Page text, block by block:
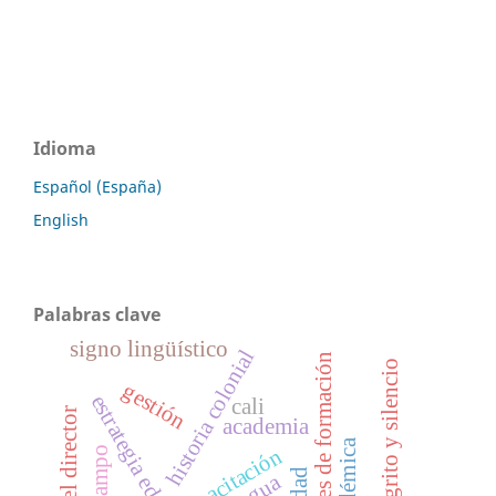
Idioma
Español (España)
English
Palabras clave
historia colonialacademia
gestión grito y silencio
signo lingüístico
cali